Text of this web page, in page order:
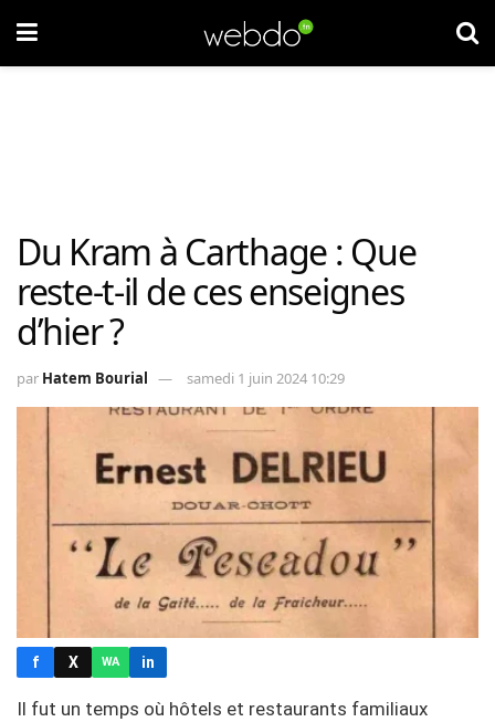
Du Kram à Carthage : Que
reste-t-il de ces enseignes
d’hier ?
par Hatem Bourial samedi 1 juin 2024 10:29
f X WA in
Il fut un temps où hôtels et restaurants familiaux